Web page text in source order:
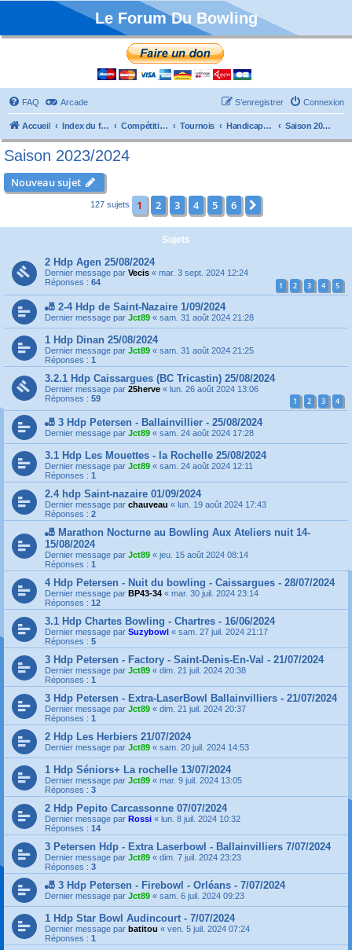
Le Forum Du Bowling
FAQ Arcade Connexion
S’enregistrer
Accueil Index du forum Compétitions Tournois Handicaps et TTMP Saison 2023/2024
Saison 2023/2024
Nouveau sujet
127 sujets 1 2 3 4 5 6
Sujets
2 Hdp Agen 25/08/2024
Dernier message par Vecis « mar. 3 sept. 2024 12:24
Réponses : 64 1 2 3 4 5
🎳 2-4 Hdp de Saint-Nazaire 1/09/2024
Dernier message par Jct89 « sam. 31 août 2024 21:28
1 Hdp Dinan 25/08/2024
Dernier message par Jct89 « sam. 31 août 2024 21:25
Réponses : 1
3.2.1 Hdp Caissargues (BC Tricastin) 25/08/2024
Dernier message par 25herve « lun. 26 août 2024 13:06
Réponses : 59 1 2 3 4
🎳 3 Hdp Petersen - Ballainvillier - 25/08/2024
Dernier message par Jct89 « sam. 24 août 2024 17:28
3.1 Hdp Les Mouettes - la Rochelle 25/08/2024
Dernier message par Jct89 « sam. 24 août 2024 12:11
Réponses : 1
2.4 hdp Saint-nazaire 01/09/2024
Dernier message par chauveau « lun. 19 août 2024 17:43
Réponses : 2
🎳 Marathon Nocturne au Bowling Aux Ateliers nuit 14-
15/08/2024
Dernier message par Jct89 « jeu. 15 août 2024 08:14
Réponses : 1
4 Hdp Petersen - Nuit du bowling - Caissargues - 28/07/2024
Dernier message par BP43-34 « mar. 30 juil. 2024 23:14
Réponses : 12
3.1 Hdp Chartes Bowling - Chartres - 16/06/2024
Dernier message par Suzybowl « sam. 27 juil. 2024 21:17
Réponses : 5
3 Hdp Petersen - Factory - Saint-Denis-En-Val - 21/07/2024
Dernier message par Jct89 « dim. 21 juil. 2024 20:38
Réponses : 1
3 Hdp Petersen - Extra-LaserBowl Ballainvilliers - 21/07/2024
Dernier message par Jct89 « dim. 21 juil. 2024 20:37
Réponses : 1
2 Hdp Les Herbiers 21/07/2024
Dernier message par Jct89 « sam. 20 juil. 2024 14:53
1 Hdp Séniors+ La rochelle 13/07/2024
Dernier message par Jct89 « mar. 9 juil. 2024 13:05
Réponses : 3
2 Hdp Pepito Carcassonne 07/07/2024
Dernier message par Rossi « lun. 8 juil. 2024 10:32
Réponses : 14
3 Petersen Hdp - Extra Laserbowl - Ballainvilliers 7/07/2024
Dernier message par Jct89 « dim. 7 juil. 2024 23:23
Réponses : 3
🎳 3 Hdp Petersen - Firebowl - Orléans - 7/07/2024
Dernier message par Jct89 « sam. 6 juil. 2024 09:23
1 Hdp Star Bowl Audincourt - 7/07/2024
Dernier message par batitou « ven. 5 juil. 2024 07:24
Réponses : 1